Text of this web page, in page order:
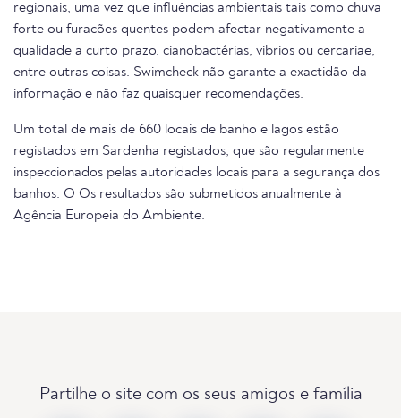
regionais, uma vez que influências ambientais tais como chuva
forte ou furacões quentes podem afectar negativamente a
qualidade a curto prazo. cianobactérias, vibrios ou cercariae,
entre outras coisas. Swimcheck não garante a exactidão da
informação e não faz quaisquer recomendações.
Um total de mais de 660 locais de banho e lagos estão
registados em Sardenha registados, que são regularmente
inspeccionados pelas autoridades locais para a segurança dos
banhos. O Os resultados são submetidos anualmente à
Agência Europeia do Ambiente.
Partilhe o site com os seus amigos e família